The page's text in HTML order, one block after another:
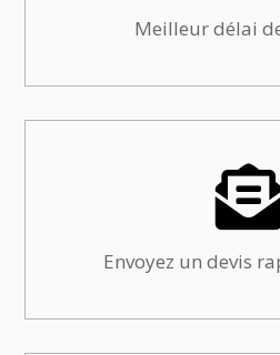
Meilleur délai
Envoyez un devis